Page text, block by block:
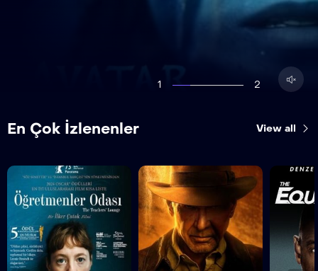
1 2
En Çok İzlenenler View all